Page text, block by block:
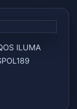
ILUMA